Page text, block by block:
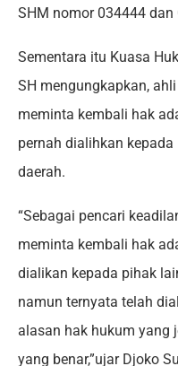
SHM nomor 034444 dan
Sementara itu Kuasa
SH mengungkapkan,
meminta kembali hak
pernah dialihkan
daerah.
“Sebagai pencari
meminta kembali hak
dialikan kepada pihak
namun ternyata telah
alasan hak hukum yang
yang benar,”ujar Djoko